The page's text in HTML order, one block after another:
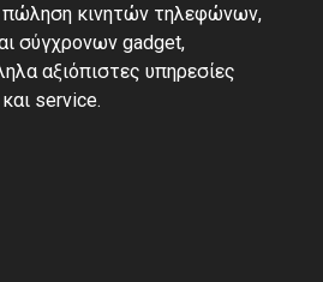
πώληση κινητών τηλεφώνων,
σύγχρονων gadget,
αξιόπιστες υπηρεσίες
service.